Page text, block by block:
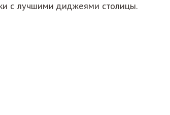
с лучшими диджеями столицы.